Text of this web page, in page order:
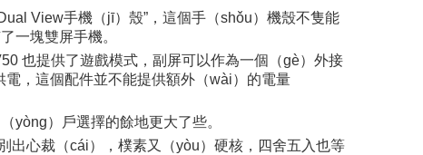
View手機（jī）殼”，這個手（shǒu）機殼不隻能
一塊雙屏手機。
也提供了遊戲模式，副屏可以作為一個（gè）外接
，這個配件並不能提供額外（wài）的電量
yòng）戶選擇的餘地更大了些。
出心裁（cái），樸素又（yòu）硬核，四舍五入也等